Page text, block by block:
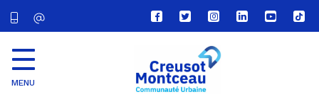
Lien
vers
compte
Facebook
Lien
vers
compte
Twitter
Lien
vers
le
compte
Lien
vers
Lien
vers
Lien
vers
MENU